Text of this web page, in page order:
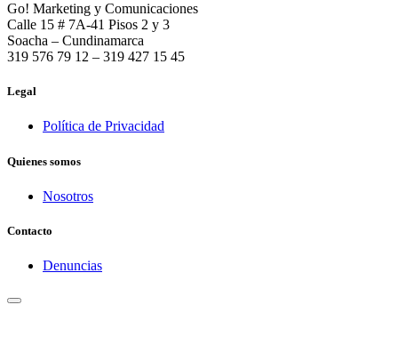
Go! Marketing y Comunicaciones
Calle 15 # 7A-41 Pisos 2 y 3
Soacha – Cundinamarca
319 576 79 12 – 319 427 15 45
Legal
Política de Privacidad
Quienes somos
Nosotros
Contacto
Denuncias